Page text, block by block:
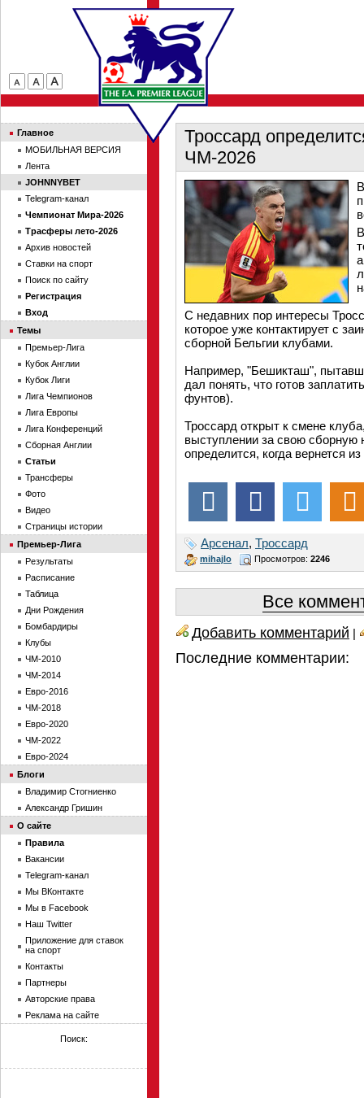
Троссард
ЧМ-2026
С недавних пор интересы
которое уже контактирует с
сборной Бельгии клубами.
Например, "Бешикташ",
дал понять, что готов
фунтов).
Троссард открыт к смене
выступлении за свою
определится, когда вернется
Арсенал, Троссард
mihajlo Просмотров: 2246
Все
Добавить комментарий |
Последние комментарии:
Главное
МОБИЛЬНАЯ ВЕРСИЯ
Лента
JOHNNYBET
Telegram-канал
Чемпионат Мира-2026
Трасферы лето-2026
Архив новостей
Ставки на спорт
Поиск по сайту
Регистрация
Вход
Темы
Премьер-Лига
Кубок Англии
Кубок Лиги
Лига Чемпионов
Лига Европы
Лига Конференций
Сборная Англии
Статьи
Трансферы
Фото
Видео
Страницы истории
Премьер-Лига
Результаты
Расписание
Таблица
Дни Рождения
Бомбардиры
Клубы
ЧМ-2010
ЧМ-2014
Евро-2016
ЧМ-2018
Евро-2020
ЧМ-2022
Евро-2024
Блоги
Владимир Стогниенко
Александр Гришин
О сайте
Правила
Вакансии
Telegram-канал
Мы ВКонтакте
Мы в Facebook
Наш Twitter
Приложение для ставок
на спорт
Контакты
Партнеры
Авторские права
Реклама на сайте
Поиск: